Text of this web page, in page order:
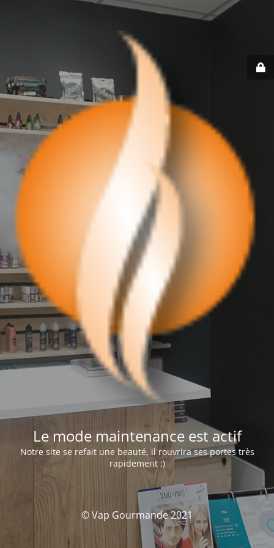
Le mode maintenance est actif
Notre site se refait une beauté, il rouvrira ses portes très
rapidement ;)
© Vap Gourmande 2021